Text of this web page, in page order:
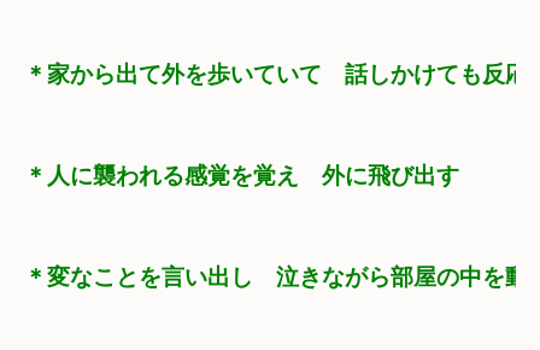
＊家から出て外を歩いていて　話しかけても反応
＊人に襲われる感覚を覚え　外に飛び出す
＊変なことを言い出し　泣きながら部屋の中を動